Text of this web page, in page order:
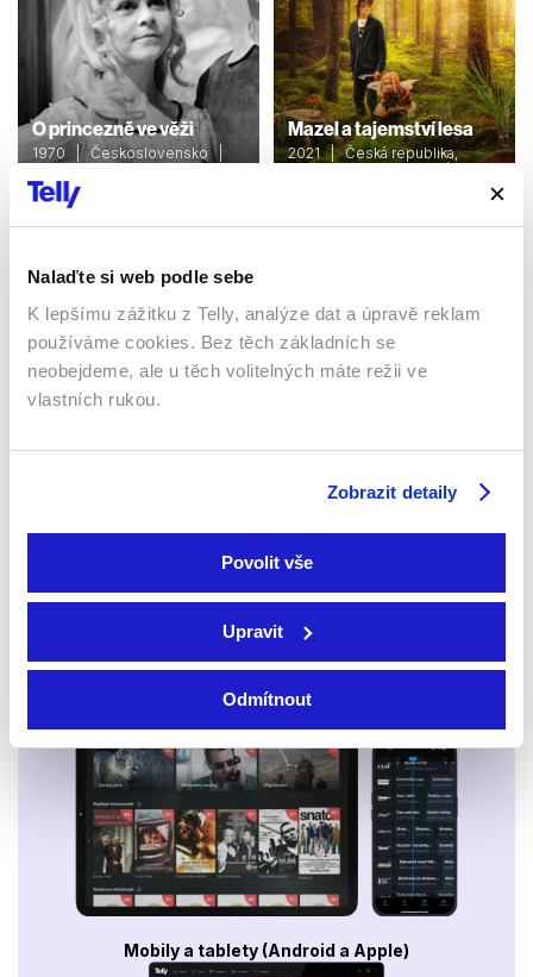
Nalaďte si web podle sebe
K lepšímu zážitku z Telly, analýze dat a úpravě reklam
používáme cookies. Bez těch základních se
neobejdeme, ale u těch volitelných máte režii ve
vlastních rukou.
Zobrazit detaily
Povolit vše
Upravit
Odmítnout
O princezně ve věži
1970 | Československo |
Filmy / Rodinné / Dětské /
Pohádka
Mazel a tajemství lesa
2021 | Česká republika,
Sledujte kdekoliv až na 6 zařízeních
Sledovat internetovou televizi jde odkudkoliv
po celé EU, a to až na 6 zařízeních.
Smart TV - Android, Google, Samsung, LG, VIDAA
Mobily a tablety (Android a Apple)